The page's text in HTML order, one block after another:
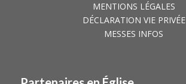
MENTIONS LÉGALES
DÉCLARATION VIE PRIVÉE
MESSES INFOS